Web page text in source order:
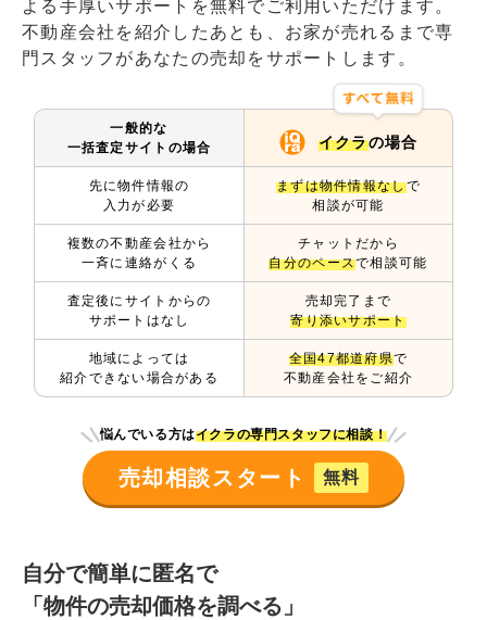
よる手厚いサポートを無料でご利用いただけます。
不動産会社を紹介したあとも、お家が売れるまで専
門スタッフがあなたの売却をサポートします。
一般的な
一括査定サイトの場合
イクラの場合
先に物件情報の
入力が必要
まずは物件情報なしで
相談が可能
複数の不動産会社から
一斉に連絡がくる
チャットだから
自分のペースで相談可能
査定後にサイトからの
サポートはなし
売却完了まで
寄り添いサポート
地域によっては
紹介できない場合がある
全国47都道府県で
不動産会社をご紹介
悩んでいる方はイクラの専門スタッフに相談！
売却相談スタート 無料
自分で簡単に匿名で
「物件の売却価格を調べる」